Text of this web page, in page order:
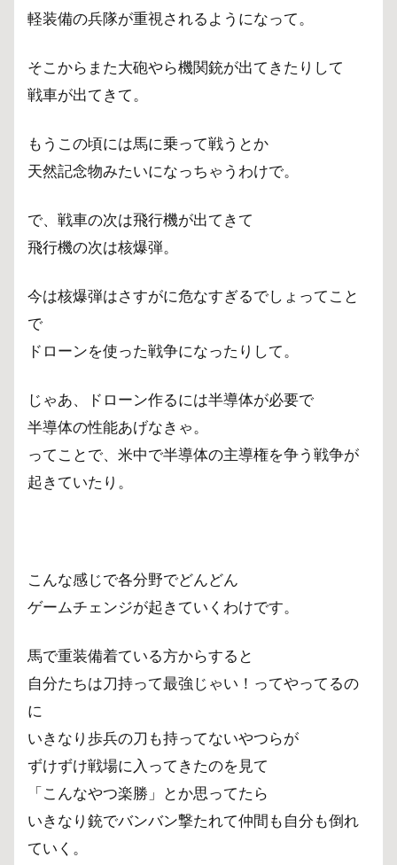
軽装備の兵隊が重視されるようになって。
そこからまた大砲やら機関銃が出てきたりして
戦車が出てきて。
もうこの頃には馬に乗って戦うとか
天然記念物みたいになっちゃうわけで。
で、戦車の次は飛行機が出てきて
飛行機の次は核爆弾。
今は核爆弾はさすがに危なすぎるでしょってこと
で
ドローンを使った戦争になったりして。
じゃあ、ドローン作るには半導体が必要で
半導体の性能あげなきゃ。
ってことで、米中で半導体の主導権を争う戦争が
起きていたり。
こんな感じで各分野でどんどん
ゲームチェンジが起きていくわけです。
馬で重装備着ている方からすると
自分たちは刀持って最強じゃい！ってやってるの
に
いきなり歩兵の刀も持ってないやつらが
ずけずけ戦場に入ってきたのを見て
「こんなやつ楽勝」とか思ってたら
いきなり銃でバンバン撃たれて仲間も自分も倒れ
ていく。